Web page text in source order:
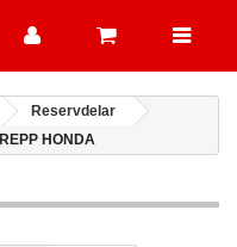
Reservdelar
HONDA